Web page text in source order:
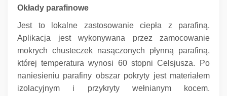
Okłady parafinowe
Jest to lokalne zastosowanie ciepła z parafiną.
Aplikacja jest wykonywana przez zamocowanie
mokrych chusteczek nasączonych płynną parafiną,
której temperatura wynosi 60 stopni Celsjusza.
Po
naniesieniu parafiny obszar pokryty jest materiałem
izolacyjnym i przykryty wełnianym kocem.